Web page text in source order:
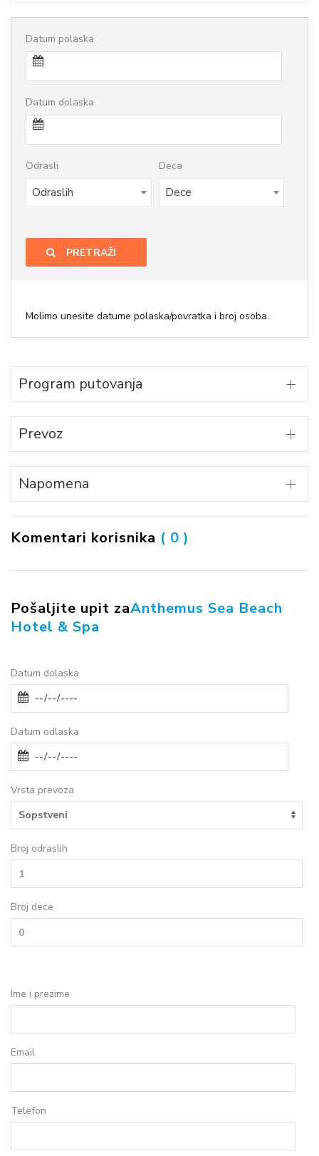
Datum polaska
Datum dolaska
Odrasli
Odraslih
Deca
Dece
PRETRAŽI
Molimo unesite datume polaska/povratka i broj osoba.
Program putovanja
Prevoz
Napomena
Komentari korisnika ( 0 )
Pošaljite upit zaAnthemus Sea Beach
Hotel & Spa
Datum dolaska
Datum odlaska
Vrsta prevoza
Broj odraslih
Broj dece
Ime i prezime
Email
Telefon